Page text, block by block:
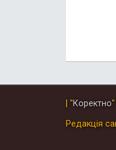
| "Коректно"
Редакція